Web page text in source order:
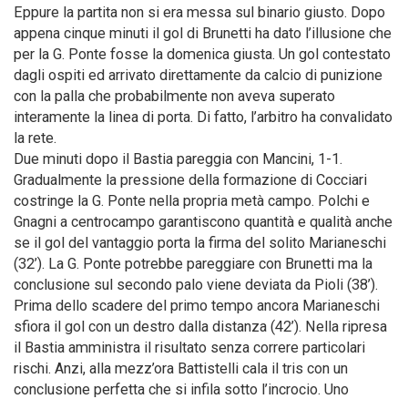
Eppure la partita non si era messa sul binario giusto. Dopo
appena cinque minuti il gol di Brunetti ha dato l’illusione che
per la G. Ponte fosse la domenica giusta. Un gol contestato
dagli ospiti ed arrivato direttamente da calcio di punizione
con la palla che probabilmente non aveva superato
interamente la linea di porta. Di fatto, l’arbitro ha convalidato
la rete.
Due minuti dopo il Bastia pareggia con Mancini, 1-1.
Gradualmente la pressione della formazione di Cocciari
costringe la G. Ponte nella propria metà campo. Polchi e
Gnagni a centrocampo garantiscono quantità e qualità anche
se il gol del vantaggio porta la firma del solito Marianeschi
(32’). La G. Ponte potrebbe pareggiare con Brunetti ma la
conclusione sul secondo palo viene deviata da Pioli (38’).
Prima dello scadere del primo tempo ancora Marianeschi
sfiora il gol con un destro dalla distanza (42’). Nella ripresa
il Bastia amministra il risultato senza correre particolari
rischi. Anzi, alla mezz’ora Battistelli cala il tris con un
conclusione perfetta che si infila sotto l’incrocio. Uno